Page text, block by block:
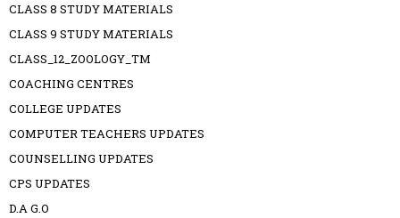
CLASS 8 STUDY MATERIALS
CLASS 9 STUDY MATERIALS
CLASS_12_ZOOLOGY_TM
COACHING CENTRES
COLLEGE UPDATES
COMPUTER TEACHERS UPDATES
COUNSELLING UPDATES
CPS UPDATES
D.A G.O